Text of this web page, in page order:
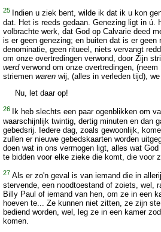
25 Indien u ziek bent, wilde ik dat ik u kon
dat. Het is reeds gedaan. Genezing ligt in ú.
volbrachte werk, dat God op Calvarie deed
is er geen genezing; en buiten dat is er geen
denominatie, geen ritueel, niets vervangt
om onze overtredingen verwond, door Zijn
werdverwond om onze overtredingen,
striemen waren wij, (alles in verleden tijd),
Nu, let daar op!
26
Ik heb slechts een paar ogenblikken om
waarschijnlijk twintig, dertig minuten en dan
gebedsrij. Iedere dag, zoals gewoonlijk,
zullen er nieuwe gebedskaarten worden
doen wat in ons vermogen ligt, alles wat
te bidden voor elke zieke die komt, die voor
27 Als er zo'n geval is van iemand die in
stervende, een noodtoestand of zoiets, wel,
Billy Paul of iemand van hen, om ze in een
hoeven te... Ze kunnen niet zitten, ze zijn
bediend worden, wel, leg ze in een kamer
komen.